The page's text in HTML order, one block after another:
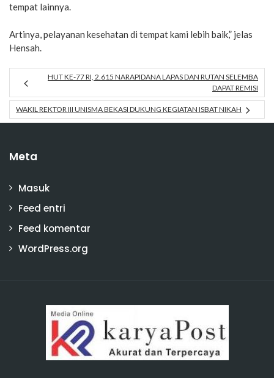
tempat lainnya.
Artinya, pelayanan kesehatan di tempat kami lebih baik,” jelas
Hensah.
HUT KE-77 RI, 2.615 NARAPIDANA LAPAS DAN RUTAN SELEMBA
DAPAT REMISI
WAKIL REKTOR III UNISMA BEKASI DUKUNG KEGIATAN ISBAT NIKAH
Meta
Masuk
Feed entri
Feed komentar
WordPress.org